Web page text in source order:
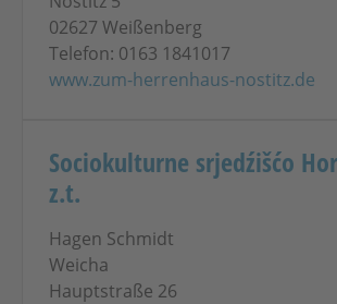
02627 Weißenberg
Telefon: 0163 1841017
www.zum-herrenhaus-nostitz.de
Sociokulturne srjedźišćo
z.t.
Hagen Schmidt
Weicha
Hauptstraße 26